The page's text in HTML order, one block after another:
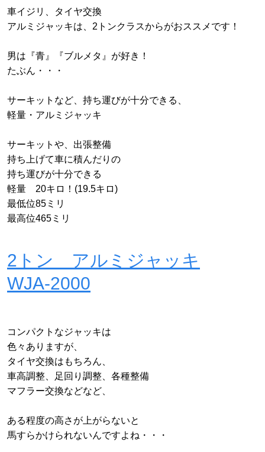
車イジリ、タイヤ交換
アルミジャッキは、2トンクラスからがおススメです！
男は『青』『ブルメタ』が好き！
たぶん・・・
サーキットなど、持ち運びが十分できる、
軽量・アルミジャッキ
サーキットや、出張整備
持ち上げて車に積んだりの
持ち運びが十分できる
軽量 20キロ！(19.5キロ)
最低位85ミリ
最高位465ミリ
2トン アルミジャッキ
WJA-2000
コンパクトなジャッキは
色々ありますが、
タイヤ交換はもちろん、
車高調整、足回り調整、各種整備
マフラー交換などなど、
ある程度の高さが上がらないと
馬すらかけられないんですよね・・・